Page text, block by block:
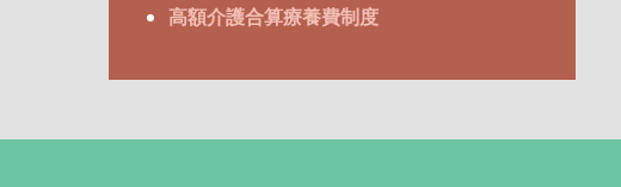
高額介護合算療養費制度